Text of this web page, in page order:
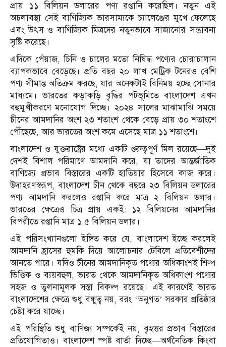
প্রায় ১১ বিলিয়ন ডলারের পণ্য রপ্তানি করেছিল। নতুন এই
অচলাবস্থা সেই বাণিজ্যিক ভারসাম্যকে চ্যালেঞ্জের মুখে ফেলেছে
এবং উৎস ও বাণিজ্যিক মিত্রদের নতুনভাবে সাজানোর সম্ভাবনা
সৃষ্টি করেছে।
এদিকে পেঁয়াজ, চিনি ও চালের মতো নিষিদ্ধ পণ্যের চোরাচালান
ব্যাপকভাবে বেড়েছে। প্রতি বছর ২০ লাখ মেট্রিক টনেরও বেশি
পণ্য সীমান্ত অতিক্রম করছে, যার অনেকটাই বিনিময় হচ্ছে সোনার
মাধ্যমে। ভারতের কড়াকড়ি বৃদ্ধির পটভূমিতে বাংলাদেশ এখন
বহুমুখীকরণে মনোযোগ দিচ্ছে। ২০২৪ সালের মাঝামাঝি সময়ে
চীনের আমদানির অংশ ২৩ শতাংশ থেকে বেড়ে প্রায় ৩০ শতাংশে
পৌঁছেছে, আর ভারতের অংশ কমে এসেছে মাত্র ১১ শতাংশে।
বাংলাদেশ ও যুক্তরাষ্ট্রের মধ্যে একটি গুরুত্বপূর্ণ মিল রয়েছে—দুই
দেশই বিশাল পরিমাণে আমদানি করে, যা তাদের আন্তর্জাতিক
বাণিজ্যে প্রভাব বিস্তারের একটি হাতিয়ার হিসেবে কাজ করে।
উদাহরণস্বরূপ, বাংলাদেশ চীন থেকে বছরে ২৩ বিলিয়ন ডলারের
পণ্য আমদানি করলেও রপ্তানি করে মাত্র ২ বিলিয়ন ডলার।
ভারতের ক্ষেত্রেও চিত্র প্রায় একই: ১২ বিলিয়নের আমদানির
বিপরীতে রপ্তানি মাত্র ১.৫ বিলিয়ন ডলার।
এই পরিসংখ্যানগুলো ইঙ্গিত করে যে, বাংলাদেশ ইচ্ছে করলেই
আমদানি হ্রাসের হুমকি দিয়ে আলোচনার টেবিলে প্রতিবেশীদের
আনতে পারে। যদিও চীনের আমদানিকৃত পণ্যের অধিকাংশই শিল্প
ভিত্তিক ও ব্যয়বহুল, ভারত থেকে আমদানিকৃত অধিকাংশ পণ্যের
সহজ ও তুলনামূলক সস্তা বিকল্প রয়েছে। এই কারণেই ভারত
বাংলাদেশের ক্ষেত্রে শুধু বন্ধুত্ব নয়, বরং ‘অনুগত’ সরকার প্রতিষ্ঠার
চেষ্টা করে যাচ্ছে।
এই পরিস্থিতি শুধু বাণিজ্য সম্পর্কেই নয়, বৃহত্তর প্রভাব বিস্তারের
প্রতিযোগিতাও। বাংলাদেশ স্পষ্ট বার্তা দিচ্ছে—অর্থনৈতিক কিংবা